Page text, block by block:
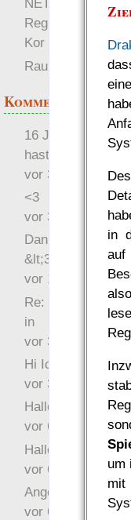
in
auf
um
NETFEED
Region erklärt
Kor den Krieg
RaumZeit
Kommentare
16 Jahre später:
hast Recht …
vor 31 Wochen 2
<3
vor 34 Wochen 3
Danke für das
&lt;3
vor 1 Jahr 48
Re: Hi Ich bin
in
vor 3 Jahre 32
Hi Ich bin völlig
vor 3 Jahre 45
Hallo Ochrasylion
vor 6 Jahre 9
Hallo Drak
vor 6 Jahre 10
Angefragt
vor 6 Jahre 10